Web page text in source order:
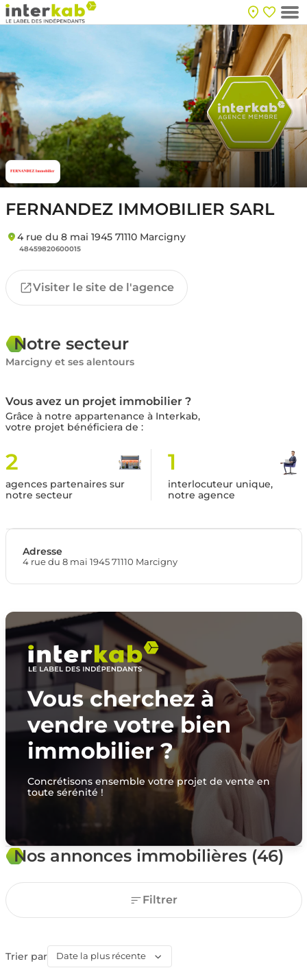
FERNANDEZ IMMOBILIER SARL
4 rue du 8 mai 1945 71110 Marcigny
48459820600015
Visiter le site de l'agence
Notre secteur
Marcigny et ses alentours
Vous avez un projet immobilier ?
Grâce à notre appartenance à Interkab,
votre projet bénéficiera de :
2
agences partenaires sur
notre secteur
1
interlocuteur unique,
notre agence
Adresse
4 rue du 8 mai 1945 71110 Marcigny
Vous cherchez à
vendre votre bien
immobilier ?
Concrétisons ensemble votre projet de vente en
toute sérénité !
Nos annonces immobilières (46)
Filtrer
Trier par Date la plus récente